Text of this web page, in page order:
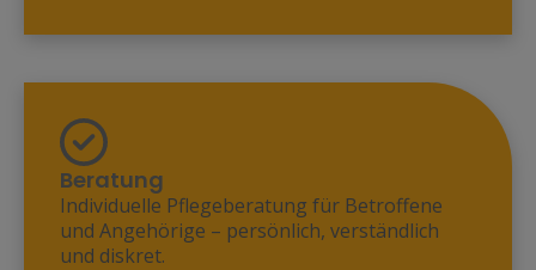
Beratung
Individuelle Pflegeberatung für Betroffene
und Angehörige – persönlich, verständlich
und diskret.